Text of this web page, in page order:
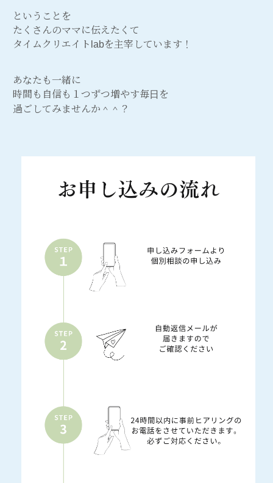
ということを
たくさんのママに伝えたくて
タイムクリエイトlabを主宰しています！
あなたも一緒に
時間も自信も１つずつ増やす毎日を
過ごしてみませんか＾＾？